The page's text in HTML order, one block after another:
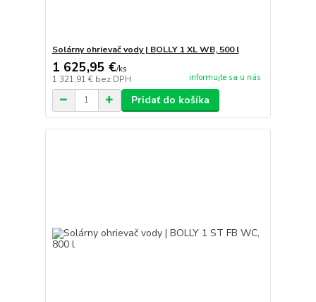
Solárny ohrievač vody | BOLLY 1 XL WB, 500 l
1 625,95 €/ks
1 321,91 € bez DPH informujte sa u nás
Pridať do košíka